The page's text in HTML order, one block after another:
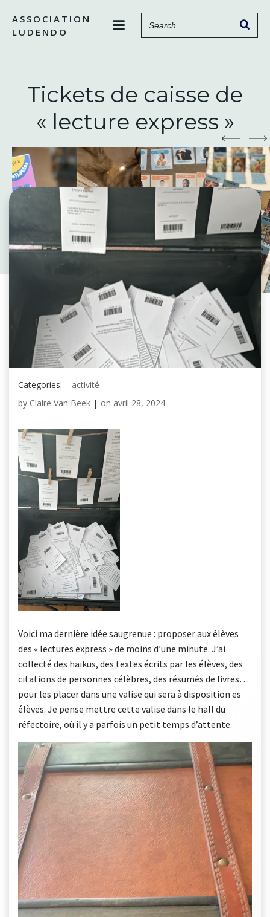
contenu
ASSOCIATION
LUDENDO
Tickets de caisse de
« lecture express »
Categories:
activité
by Claire Van Beek | on avril 28, 2024
Voici ma dernière idée saugrenue : proposer aux élèves
des « lectures express » de moins d’une minute. J’ai
collecté des haïkus, des textes écrits par les élèves, des
citations de personnes célèbres, des résumés de livres…
pour les placer dans une valise qui sera à disposition es
élèves. Je pense mettre cette valise dans le hall du
réfectoire, où il y a parfois un petit temps d’attente.